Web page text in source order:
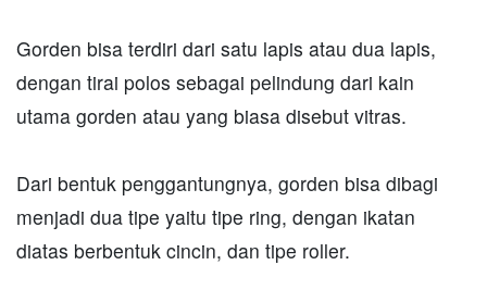
Gorden bisa terdiri dari satu lapis atau dua lapis,
dengan tirai polos sebagai pelindung dari kain
utama gorden atau yang biasa disebut vitras.
Dari bentuk penggantungnya, gorden bisa dibagi
menjadi dua tipe yaitu tipe ring, dengan ikatan
diatas berbentuk cincin, dan tipe roller.